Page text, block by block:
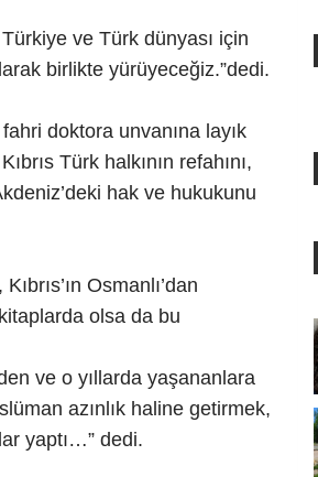
ve Türk dünyası için
birlikte yürüyeceğiz.”dedi.
doktora unvanına layık
Türk halkının refahını,
hak ve hukukunu
Osmanlı’dan
olsa da bu
ve o yıllarda yaşananlara
azınlık haline getirmek,
yaptı…” dedi.